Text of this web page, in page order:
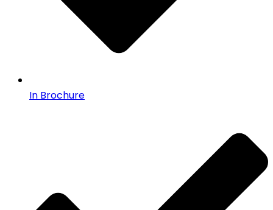
In Brochure